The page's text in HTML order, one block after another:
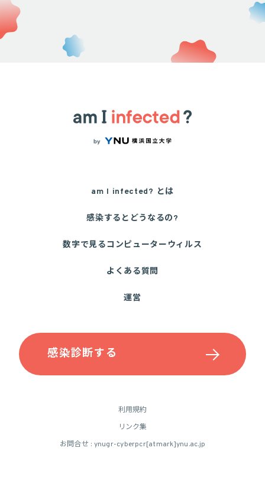
am I infected? とは
感染するとどうなるの?
数字で見るコンピューターウィルス
よくある質問
運営
感染診断する
利用規約
リンク集
お問合せ : ynugr-cyberpcr[atmark]ynu.ac.jp